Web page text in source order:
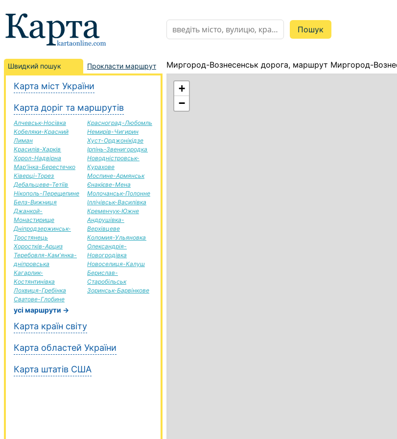
Швидкий пошук Прокласти маршрут
Карта міст України
Карта доріг та маршрутів
Алчевськ-Носівка
Кобеляки-Красний
Лиман
Красилів-Харків
Хорол-Надвірна
Мар'їнка-Берестечко
Ківерці-Торез
Дебальцеве-Тетіїв
Нікополь-Перещепине
Белз-Вижниця
Джанкой-
Монастирище
Дніпродзержинськ-
Тростянець
Хоростків-Арциз
Теребовля-Кам'янка-
дніпровська
Кагарлик-
Костянтинівка
Лохвиця-Гребінка
Сватове-Глобине
Красноград-Любомль
Немирів-Чигирин
Хуст-Орджонікідзе
Ірпінь-Звенигородка
Новодністровськ-
Курахове
Моспине-Армянськ
Єнакієве-Мена
Молочанськ-Полонне
Іллічівськ-Василівка
Кременчук-Южне
Андрушівка-
Верхівцеве
Коломия-Ульяновка
Олександрія-
Новогродівка
Новоселиця-Калуш
Берислав-
Старобільськ
Зоринськ-Барвінкове
усі маршрути →
Карта країн світу
Карта областей України
Карта штатів США
Миргород-Вознесенськ дорога, маршрут Миргород-
+
−